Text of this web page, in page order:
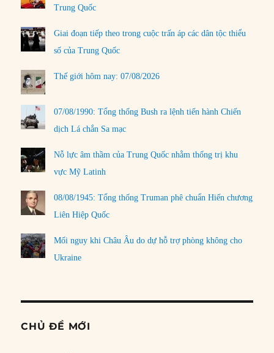
Trung Quốc
Giai đoạn tiếp theo trong cuộc trấn áp các dân tộc thiểu
số của Trung Quốc
Thế giới hôm nay: 07/08/2026
07/08/1990: Tổng thống Bush ra lệnh tiến hành Chiến
dịch Lá chắn Sa mạc
Nỗ lực âm thầm của Trung Quốc nhằm thống trị khu
vực Mỹ Latinh
08/08/1945: Tổng thống Truman phê chuẩn Hiến chương
Liên Hiệp Quốc
Mối nguy khi Châu Âu do dự hỗ trợ phòng không cho
Ukraine
CHỦ ĐỀ MỚI